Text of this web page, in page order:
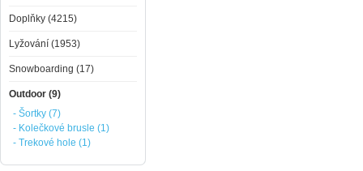
Doplňky (4215)
Lyžování (1953)
Snowboarding (17)
Outdoor (9)
- Šortky (7)
- Kolečkové brusle (1)
- Trekové hole (1)